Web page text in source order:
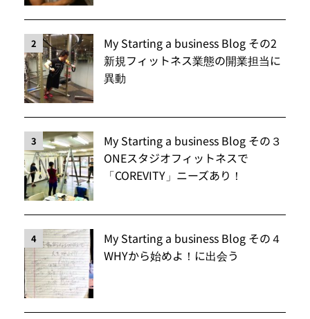
2
My Starting a business Blog その2
新規フィットネス業態の開業担当に
異動
3
My Starting a business Blog その３
ONEスタジオフィットネスで
「COREVITY」ニーズあり！
4
My Starting a business Blog その４
WHYから始めよ！に出会う